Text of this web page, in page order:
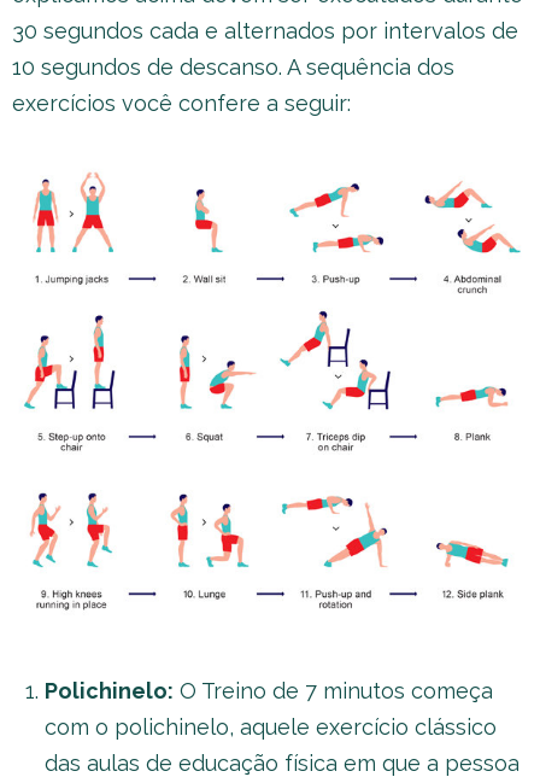
30 segundos cada e alternados por intervalos de
10 segundos de descanso. A sequência dos
exercícios você confere a seguir:
Polichinelo: O Treino de 7 minutos começa
com o polichinelo, aquele exercício clássico
das aulas de educação física em que a pessoa